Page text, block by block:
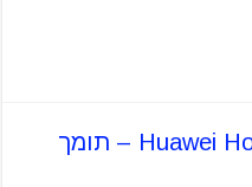
צמיד חכם – Huawei Honor Band 4 – תומך